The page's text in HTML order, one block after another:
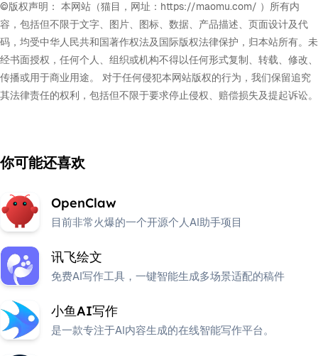
©版权声明： 本网站（猫目，网址：https://maomu.com/ ）所有内
容，包括但不限于文字、图片、图标、数据、产品描述、页面设计及代
码，均受中华人民共和国著作权法及国际版权法律保护，归本站所有。未
经书面授权，任何个人、组织或机构不得以任何形式复制、转载、修改、
传播或用于商业用途。 对于任何侵犯本网站版权的行为，我们保留追究
其法律责任的权利，包括但不限于要求停止侵权、赔偿损失及提起诉讼。
你可能还喜欢
OpenClaw
目前非常火爆的一个开源个人AI助手项目
讯飞绘文
免费AI写作工具，一键智能生成多场景适配的稿件
小鱼AI写作
是一款专注于AI内容生成的在线智能写作平台。